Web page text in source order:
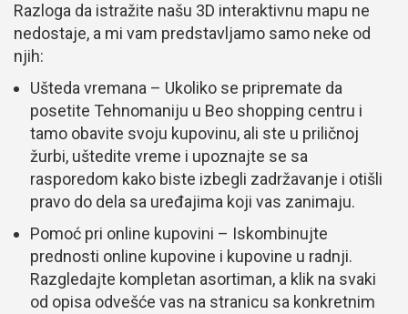
Razloga da istražite našu 3D interaktivnu mapu ne
nedostaje, a mi vam predstavljamo samo neke od
njih:
Ušteda vremana – Ukoliko se pripremate da
posetite Tehnomaniju u Beo shopping centru i
tamo obavite svoju kupovinu, ali ste u priličnoj
žurbi, uštedite vreme i upoznajte se sa
rasporedom kako biste izbegli zadržavanje i otišli
pravo do dela sa uređajima koji vas zanimaju.
Pomoć pri online kupovini – Iskombinujte
prednosti online kupovine i kupovine u radnji.
Razgledajte kompletan asortiman, a klik na svaki
od opisa odvešće vas na stranicu sa konkretnim